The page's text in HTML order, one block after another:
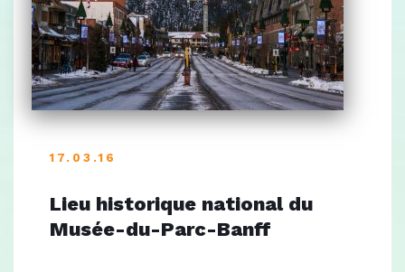
17.03.16
Lieu historique national du
Musée-du-Parc-Banff